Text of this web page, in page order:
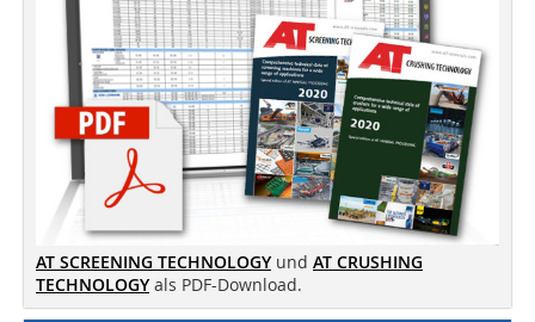
AT SCREENING TECHNOLOGY und AT CRUSHING
TECHNOLOGY als PDF-Download.